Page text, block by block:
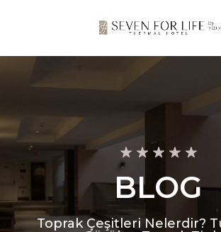
BLOG
Toprak Çeşitleri Nelerdir?